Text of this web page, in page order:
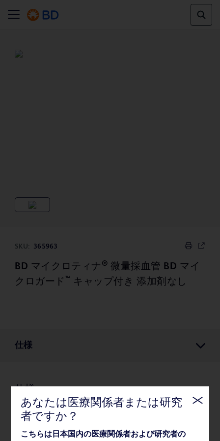
SKU: 365963
BD マイクロティナ ® 微量採血管 BD マイ
クロガード ™ キャップ付き 添加剤なし
仕様
仕様
梱包
あなたは医療関係者または研究
者ですか？
こちらは日本国内の医療関係者および研究者の